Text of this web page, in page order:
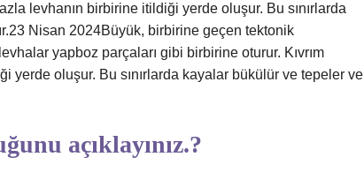
levhanın birbirine itildiği yerde oluşur. Bu sınırlarda
Nisan 2024Büyük, birbirine geçen tektonik
yapboz parçaları gibi birbirine oturur. Kıvrım
yerde oluşur. Bu sınırlarda kayalar bükülür ve tepeler ve
açıklayınız.?